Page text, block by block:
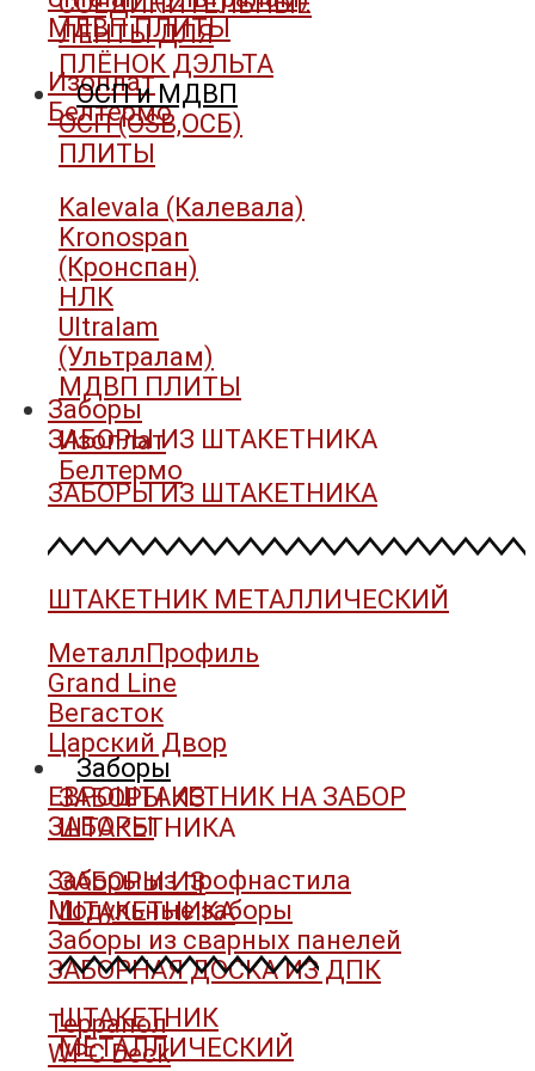
ЛЕНТЫ ДЛЯ
ПЛЁНОК ДЭЛЬТА
ОСП и МДВП
ОСП (OSB,ОСБ)
ПЛИТЫ
Kalevala (Калевала)
Kronospan
(Кронспан)
НЛК
Ultralam
(Ультралам)
МДВП ПЛИТЫ
Изоплат
Белтермо
Заборы
ЗАБОРЫ ИЗ
ШТАКЕТНИКА
ЗАБОРЫ ИЗ
ШТАКЕТНИКА
ШТАКЕТНИК
МЕТАЛЛИЧЕСКИЙ
МДВП ПЛИТЫ
Изоплат
Белтермо
Заборы
ЗАБОРЫ ИЗ ШТАКЕТНИКА
ЗАБОРЫ ИЗ ШТАКЕТНИКА
ШТАКЕТНИК МЕТАЛЛИЧЕСКИЙ
МеталлПрофиль
Grand Line
Вегасток
Царский Двор
ЕВРОШТАКЕТНИК НА ЗАБОР
ЗАБОРЫ
Заборы из профнастила
Модульные заборы
Заборы из сварных панелей
ЗАБОРНАЯ ДОСКА ИЗ ДПК
Террапол
WPC Deck